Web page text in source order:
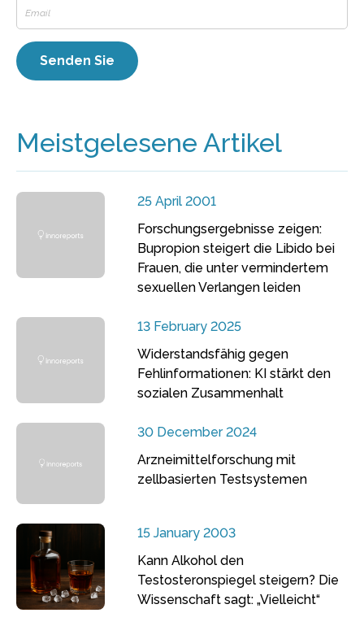
Meistgelesene Artikel
25 April 2001
Forschungsergebnisse zeigen:
Bupropion steigert die Libido bei
Frauen, die unter vermindertem
sexuellen Verlangen leiden
13 February 2025
Widerstandsfähig gegen
Fehlinformationen: KI stärkt den
sozialen Zusammenhalt
30 December 2024
Arzneimittelforschung mit
zellbasierten Testsystemen
15 January 2003
Kann Alkohol den
Testosteronspiegel steigern? Die
Wissenschaft sagt: „Vielleicht“